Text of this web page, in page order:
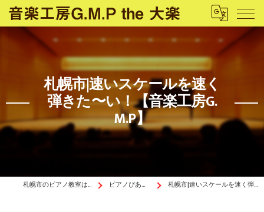
札幌市|速いスケールを速く
弾きた〜い！【音楽工房G.
M.P】
札幌市のピアノ教室は音楽工房G.M.P the 大楽 ピアノぴあ〜の《ブログ》 札幌市|速いスケールを速く弾きた〜い！【音楽工房G.M.P】